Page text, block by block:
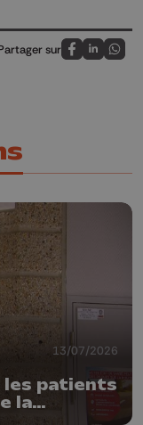
sur
Partagez sur
Partagez
13/07/2026
les patients
la